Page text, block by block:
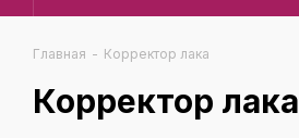
Главная - Корректор лака
Корректор лака